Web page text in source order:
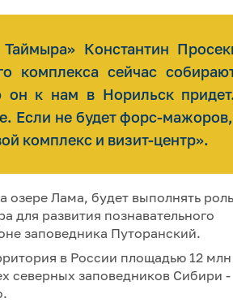
Константин
комплекса сейчас
он к нам в Норильск
Если не будет форс-
комплекс и визит-центр».
озере Лама, будет выполнять роль
для развития познавательного
заповедника Путоранский.
в России площадью 12 млн
северных заповедников Сибири -